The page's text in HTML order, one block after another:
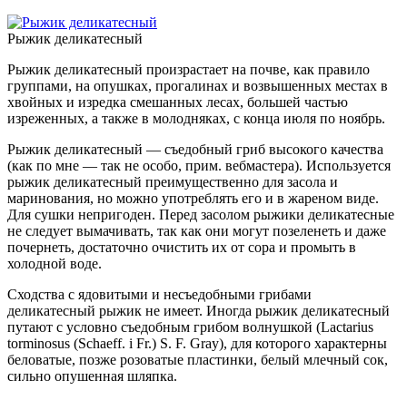
Рыжик деликатесный
Рыжик деликатесный произрастает на почве, как правило
группами, на опушках, прогалинах и возвышенных местах в
хвойных и изредка смешанных лесах, большей частью
изреженных, а также в молодняках, с конца июля по ноябрь.
Рыжик деликатесный — съедобный гриб высокого качества
(как по мне — так не особо, прим. вебмастера). Используется
рыжик деликатесный преимущественно для засола и
маринования, но можно употреблять его и в жареном виде.
Для сушки непригоден. Перед засолом рыжики деликатесные
не следует вымачивать, так как они могут позеленеть и даже
почернеть, достаточно очистить их от сора и промыть в
холодной воде.
Сходства с ядовитыми и несъедобными грибами
деликатесный рыжик не имеет. Иногда рыжик деликатесный
путают с условно съедобным грибом волнушкой (Lactarius
torminosus (Schaeff. i Fr.) S. F. Gray), для которого характерны
беловатые, позже розоватые пластинки, белый млечный сок,
сильно опушенная шляпка.